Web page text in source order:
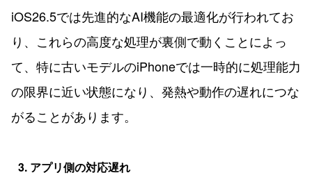
iOS26.5では先進的なAI機能の最適化が行われてお
り、これらの高度な処理が裏側で動くことによっ
て、特に古いモデルのiPhoneでは一時的に処理能力
の限界に近い状態になり、発熱や動作の遅れにつな
がることがあります。
3. アプリ側の対応遅れ